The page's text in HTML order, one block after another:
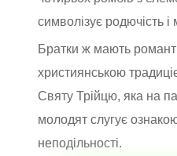
символізує родючість
Братки ж мають
християнською
Святу Трійцю, яка на
молодят слугує
неподільності.